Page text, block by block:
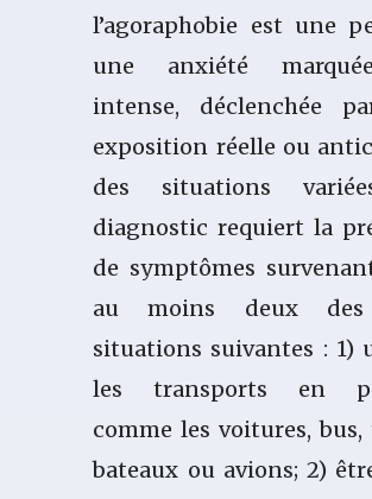
l’agoraphobie est une
une anxiété
intense, déclenchée
exposition réelle ou
des situations
diagnostic requiert la
de symptômes
au moins deux
situations suivantes : 1)
les transports en
comme les voitures, bus,
bateaux ou avions; 2)